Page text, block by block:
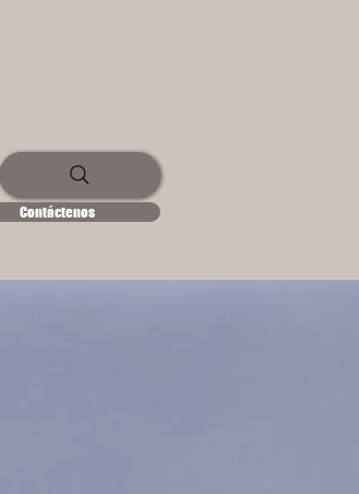
Contáctenos